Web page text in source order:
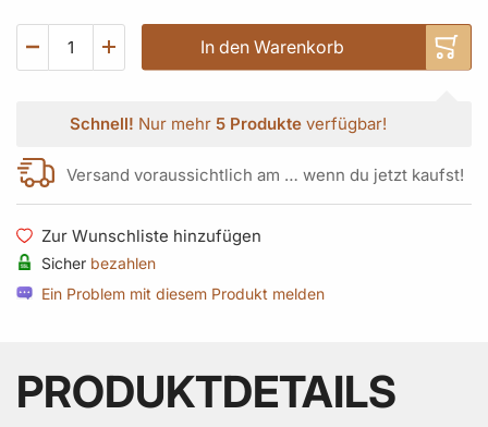
In den Warenkorb
Schnell! Nur mehr 5 Produkteverfügbar!
Versand voraussichtlich am … wenn du jetzt kaufst!
Zur Wunschliste hinzufügen
Sicher bezahlen
Ein Problem mit diesem Produkt melden
PRODUKTDETAILS